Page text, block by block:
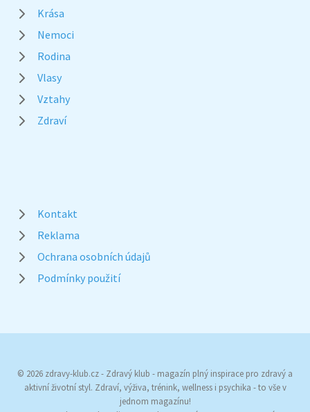
Krása
Nemoci
Rodina
Vlasy
Vztahy
Zdraví
Kontakt
Reklama
Ochrana osobních údajů
Podmínky použití
© 2026 zdravy-klub.cz - Zdravý klub - magazín plný inspirace pro zdravý a
aktivní životní styl. Zdraví, výživa, trénink, wellness i psychika - to vše v
jednom magazínu!